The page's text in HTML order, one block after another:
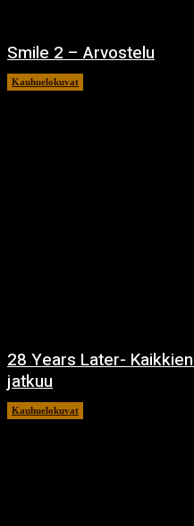
Smile 2 – Arvostelu
Kauhuelokuvat
28 Years Later-
jatkuu
Kauhuelokuvat